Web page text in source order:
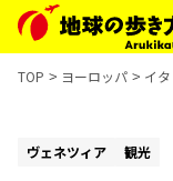
TOP ヨーロッパ イ
ヴェネツィア 観光